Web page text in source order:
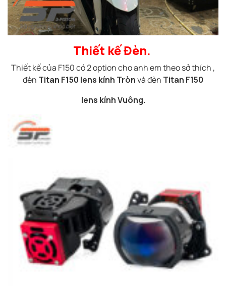
Thiết kế Đèn.
Thiết kế của F150 có 2 option cho anh em theo sở thích ,
đèn Titan F150 lens kính Trònvà đèn Titan F150
lens kính Vuông.